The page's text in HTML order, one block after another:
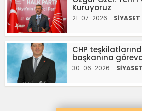
Kuruyoruz
21-07-2026 - SİYASET
CHP
başkanına
30-06-2026 - SİYASET